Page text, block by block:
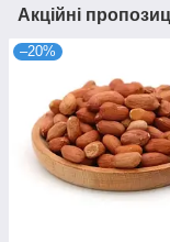
Акційні
–20%